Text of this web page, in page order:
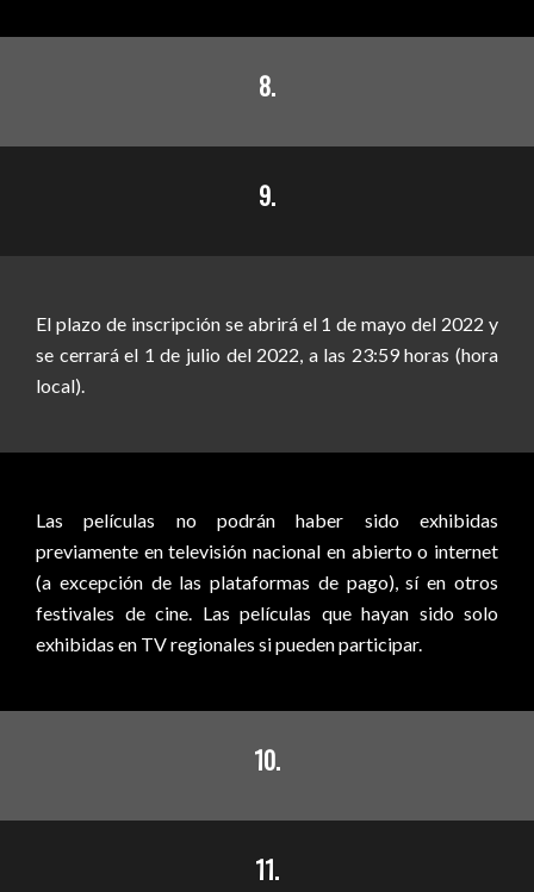
8.
9.
El plazo de inscripción se abrirá el 1 de mayo del 2022 y
se cerrará el 1 de julio del 2022, a las 23:59 horas (hora
local).
Las películas no podrán haber sido exhibidas
previamente en televisión nacional en abierto o internet
(a excepción de las plataformas de pago), sí en otros
festivales de cine. Las películas que hayan sido solo
exhibidas en TV regionales si pueden participar.
10.
11.